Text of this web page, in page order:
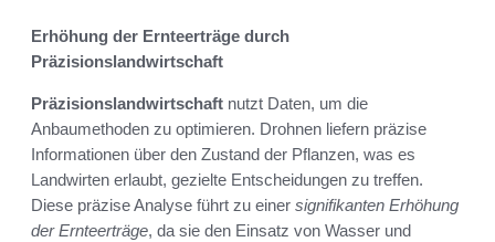
Erhöhung der Ernteerträge durch
Präzisionslandwirtschaft
Präzisionslandwirtschaft nutzt Daten, um die
Anbaumethoden zu optimieren. Drohnen liefern präzise
Informationen über den Zustand der Pflanzen, was es
Landwirten erlaubt, gezielte Entscheidungen zu treffen.
Diese präzise Analyse führt zu einer signifikanten Erhöhung
der Ernteerträge, da sie den Einsatz von Wasser und